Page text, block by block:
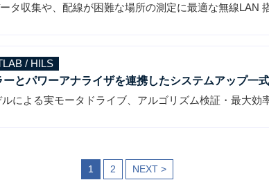
タ収集や、配線が困難な場所の測定に最適な無線LAN
/ HILS
とパワーアナライザを連携したシステムアップ一
ルによる実モータドライブ、アルゴリズム検証・最大効
1 2 NEXT >